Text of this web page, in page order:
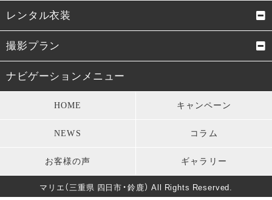
レンタル衣装
成人式振袖
男性成人式袴
七五三衣装 留袖・訪問着・振袖
モーニング・礼服 パーティードレス
キッズ衣装 長寿のお祝い
葬儀・法要
撮影プラン
成人式前撮り
ィング
バースデー マタニティフォト
ナビゲーションメニュー
HOME キャンペーン
NEWS コラム
お客様の声 ギャラリー
マリエ（三重県 四日市・鈴鹿） All Rights Reserved.